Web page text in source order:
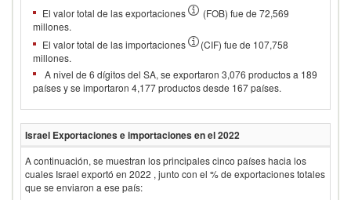
El valor total de las exportaciones
(FOB) fue de 72,569
millones.
El valor total de las importaciones
(CIF) fue de 107,758
millones.
A nivel de 6 dígitos del SA, se exportaron 3,076 productos a 189
países y se importaron 4,177 productos desde 167 países.
Israel Exportaciones e importaciones en el2022
A continuación, se muestran los principales cinco países hacia los
cuales Israel exportó en 2022 , junto con el % de exportaciones totales
que se enviaron a ese país: